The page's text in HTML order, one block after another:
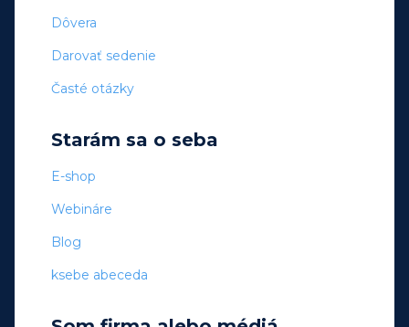
Dôvera
Darovať sedenie
Časté otázky
Starám sa o seba
E-shop
Webináre
Blog
ksebe abeceda